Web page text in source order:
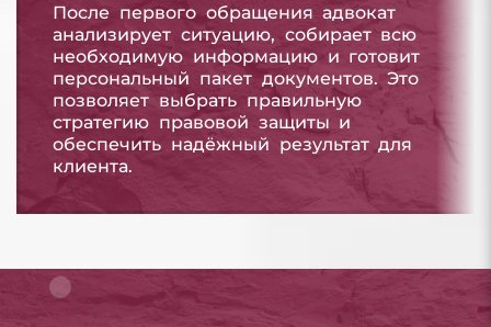
После первого обращения адвокат
анализирует ситуацию, собирает всю
необходимую информацию и готовит
персональный пакет документов. Это
позволяет выбрать правильную
стратегию правовой защиты и
обеспечить надёжный результат для
клиента.